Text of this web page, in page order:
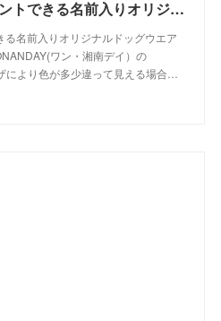
湘南発 お名前もプリントできる名前入りオリジナルドッグウエアブランド WAN SHONANDAY(ワン・湘南デイ）の WEB SHOPです
名前入りオリジナルドッグウエア
ワン・湘南デイ）の
より色が多少違って見える場合…